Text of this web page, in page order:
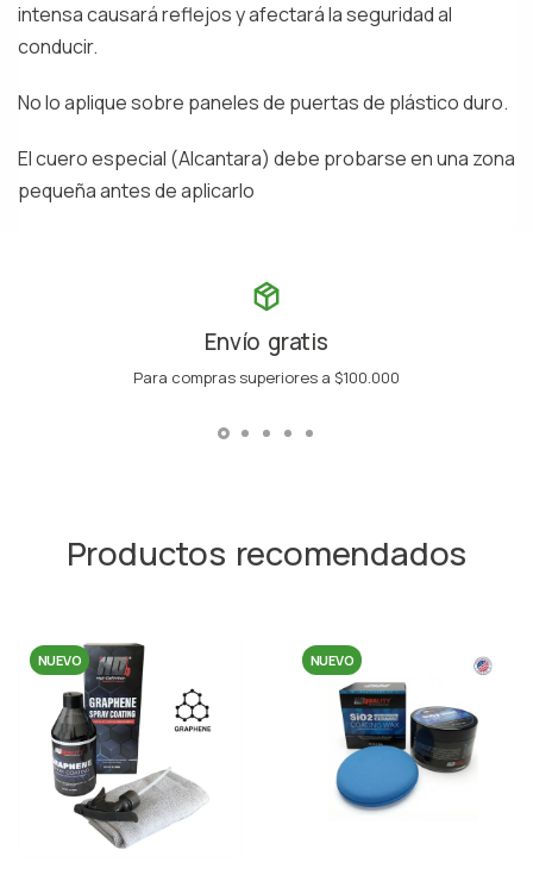
intensa causará reflejos y afectará la seguridad al
conducir.
No lo aplique sobre paneles de puertas de plástico duro.
El cuero especial (Alcantara) debe probarse en una zona
pequeña antes de aplicarlo
Envío gratis
Para compras superiores a $100.000
Productos recomendados
NUEVO NUEVO